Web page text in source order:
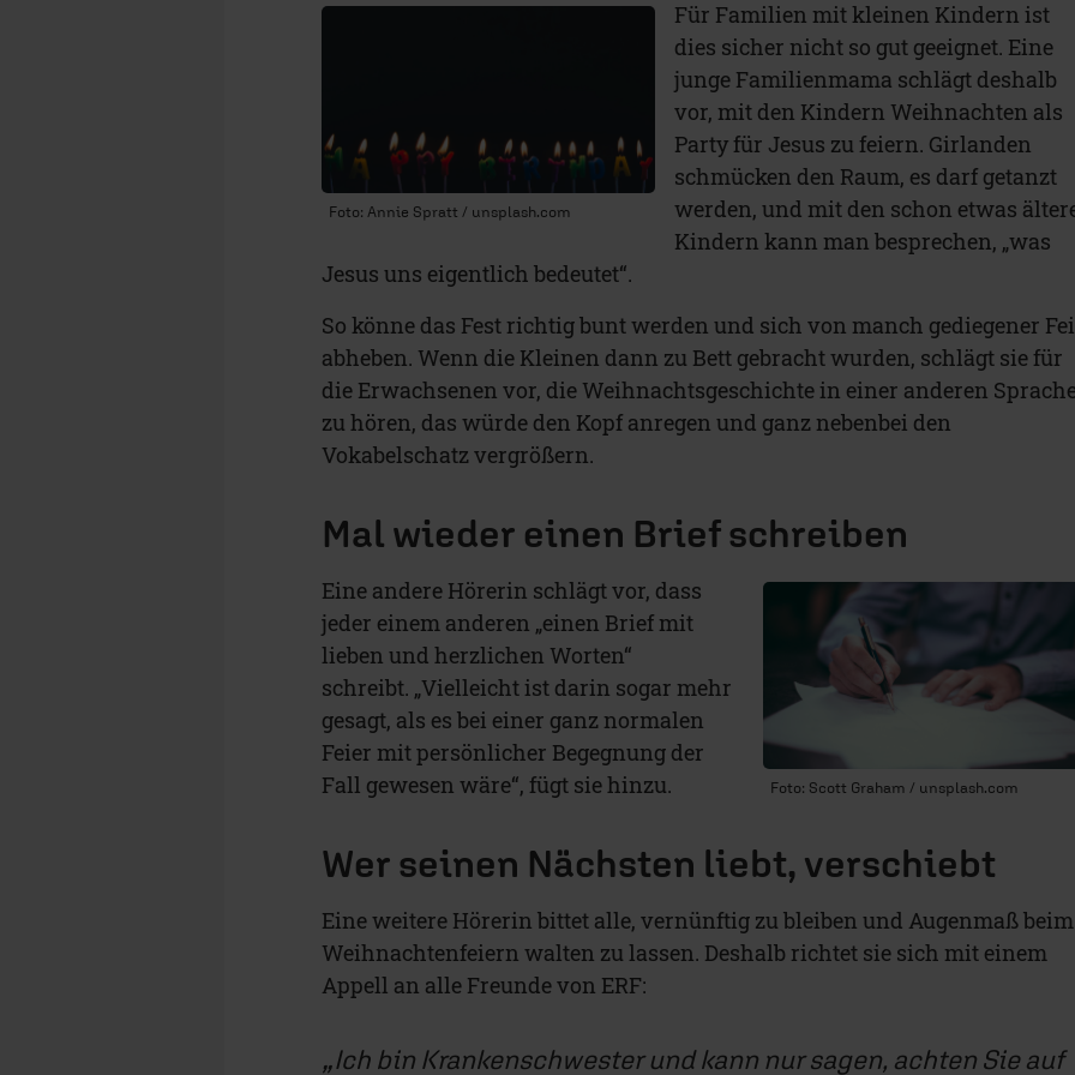
Foto: Annie Spratt / unsplash.com
Für Familien mit kleinen Kindern ist
dies sicher nicht so gut geeignet. Eine
junge Familienmama schlägt deshalb
vor, mit den Kindern Weihnachten als
Party für Jesus zu feiern. Girlanden
schmücken den Raum, es darf getanzt
werden, und mit den schon etwas
Kindern kann man besprechen, „was
Jesus uns eigentlich bedeutet“.
So könne das Fest richtig bunt werden und sich von manch gediegener
abheben. Wenn die Kleinen dann zu Bett gebracht wurden, schlägt sie für
die Erwachsenen vor, die Weihnachtsgeschichte in einer anderen
zu hören, das würde den Kopf anregen und ganz nebenbei den
Vokabelschatz vergrößern.
Mal wieder einen Brief schreiben
Foto: Scott Graham / unsplash.com
Eine andere Hörerin schlägt vor, dass
jeder einem anderen „einen Brief mit
lieben und herzlichen Worten“
schreibt. „Vielleicht ist darin sogar mehr
gesagt, als es bei einer ganz normalen
Feier mit persönlicher Begegnung der
Fall gewesen wäre“, fügt sie hinzu.
Wer seinen Nächsten liebt, verschiebt
Eine weitere Hörerin bittet alle, vernünftig zu bleiben und Augenmaß beim
Weihnachtenfeiern walten zu lassen. Deshalb richtet sie sich mit einem
Appell an alle Freunde von ERF:
Ich bin Krankenschwester und kann nur sagen, achten Sie auf